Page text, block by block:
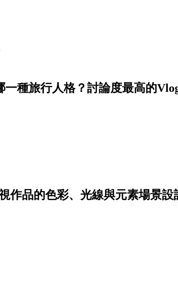
一種旅行人格？討論度最高的
作品的色彩、光線與元素場景設